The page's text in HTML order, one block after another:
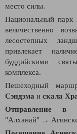
место силы.
Национальный парк
величественно
лесостепных
привлекает
буддийскими
комплекса.
Пешеходный
Сэндэма и скала
Отправление в
"Алханай" →